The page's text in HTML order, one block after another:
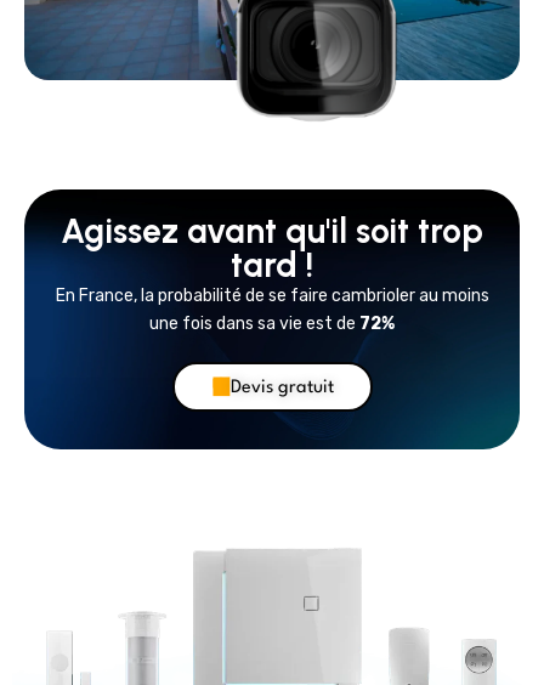
Agissez avant qu'il soit trop
tard !
En France, la probabilité de se faire cambrioler au moins
une fois dans sa vie est de 72%
Devis gratuit